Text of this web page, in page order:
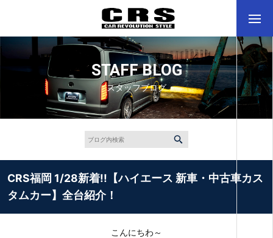
STAFF BLOG
スタッフブログ
CRS福岡 1/28新着!!【ハイエース 新車・中古車カス
タムカー】全台紹介！
こんにちわ～